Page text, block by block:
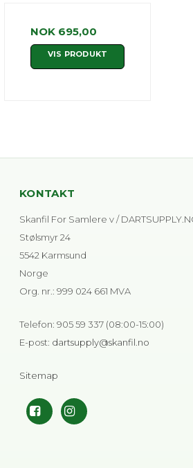
NOK 695,00
VIS PRODUKT
KONTAKT
Skanfil For Samlere v /
Stølsmyr 24
5542 Karmsund
Norge
Org. nr.: 999 024 661 MVA
Telefon: 905 59 337 (08:00-15:00)
E-post: dartsupply@skanfil.no
Sitemap